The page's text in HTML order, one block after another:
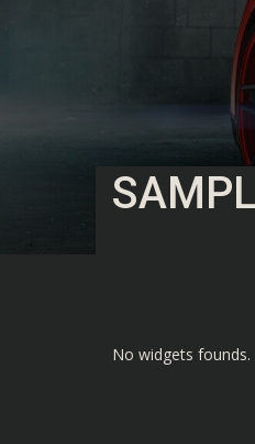
No widgets founds.